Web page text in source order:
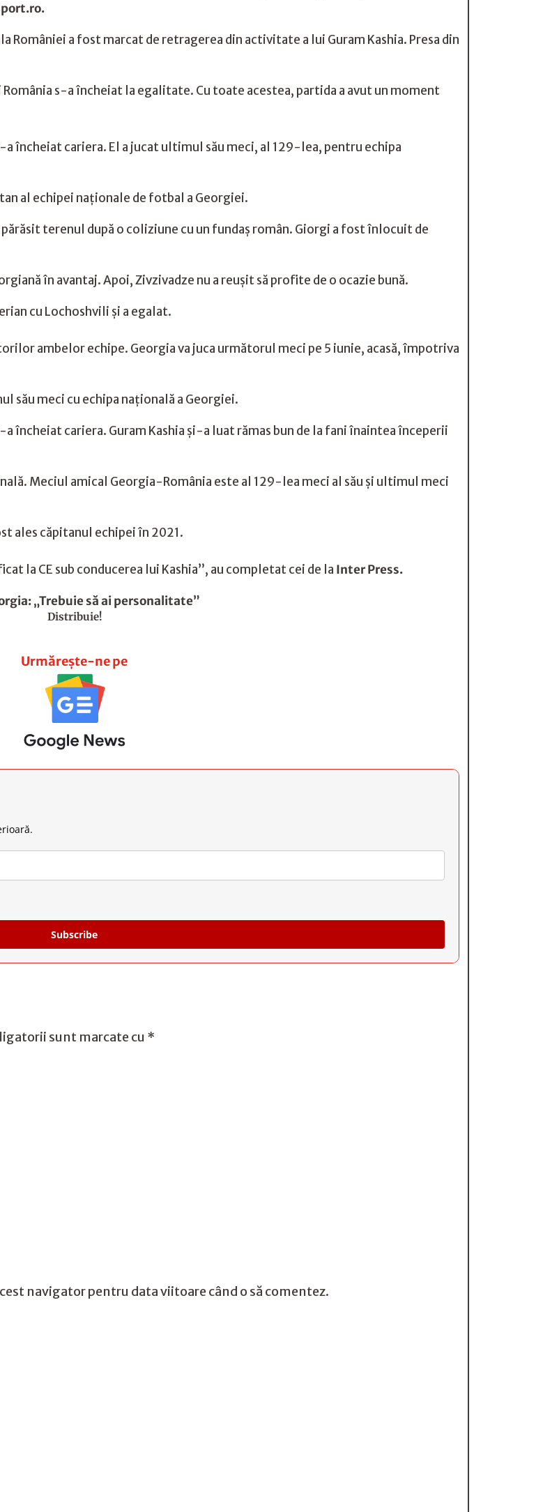
României a fost marcat de retragerea din activitate a lui Guram Kashia. Presa din
s-a încheiat la egalitate. Cu toate acestea, partida a avut un moment
încheiat cariera. El a jucat ultimul său meci, al 129-lea, pentru echipa
al echipei naționale de fotbal a Georgiei.
terenul după o coliziune cu un fundaș român. Giorgi a fost înlocuit de
în avantaj. Apoi, Zivzivadze nu a reușit să profite de o ocazie bună.
cu Lochoshvili și a egalat.
ambelor echipe. Georgia va juca următorul meci pe 5 iunie, acasă, împotriva
său meci cu echipa națională a Georgiei.
încheiat cariera. Guram Kashia și-a luat rămas bun de la fani înaintea începerii
Meciul amical Georgia-România este al 129-lea meci al său și ultimul meci
ales căpitanul echipei în 2021.
la CE sub conducerea lui Kashia”, au completat cei de la Inter Press.
„Trebuie să ai personalitate”
Distribuie!
Urmărește-ne pe
Subscribe
sunt marcate cu *
navigator pentru data viitoare când o să comentez.